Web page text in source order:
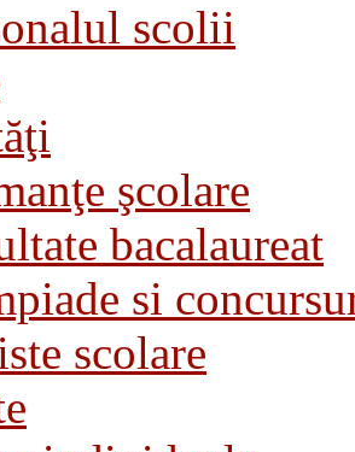
scolii
şcolare
bacalaureat
si
scolare